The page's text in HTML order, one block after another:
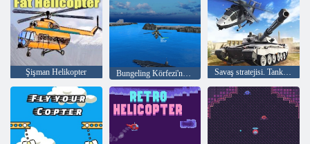
Şişman Helikopter Bungeling Körfezi'ne Baskın 3D Savaş stratejisi. Tanklar ve helikopterler